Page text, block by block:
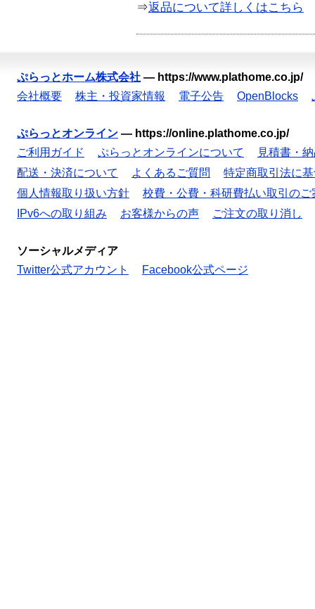
⇒返品について詳しくはこちら
ぷらっとホーム株式会社 — https://www.plathome.co.jp/
会社概要
株主・投資家情報 電子公告 OpenBlocks
ぷらっとオンライン — https://online.plathome.co.jp/
ご利用ガイド
ぷらっとオンラインについて
見積書・
配送・決済について
よくあるご質問
特定商取引法に
個人情報取り扱い方針
校費・公費・科研費払い取引のご
IPv6への取り組み
お客様からの声 ご注文の取り消し
ソーシャルメディア
Twitter公式アカウント
Facebook公式ページ